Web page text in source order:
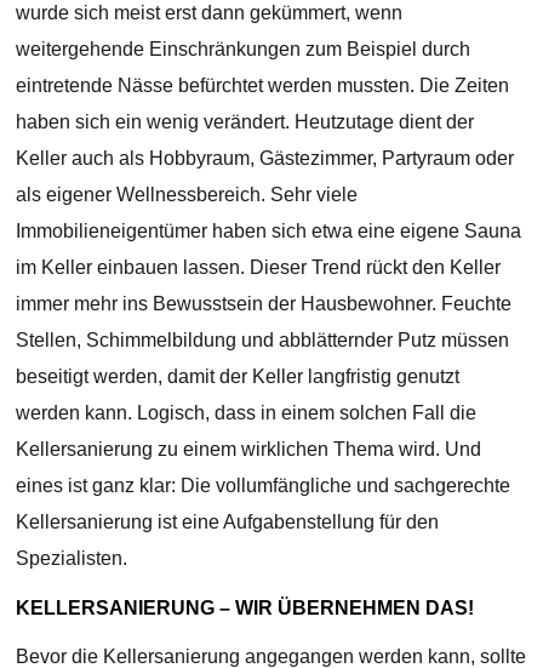
wurde sich meist erst dann gekümmert, wenn
weitergehende Einschränkungen zum Beispiel durch
eintretende Nässe befürchtet werden mussten. Die Zeiten
haben sich ein wenig verändert. Heutzutage dient der
Keller auch als Hobbyraum, Gästezimmer, Partyraum oder
als eigener Wellnessbereich. Sehr viele
Immobilieneigentümer haben sich etwa eine eigene Sauna
im Keller einbauen lassen. Dieser Trend rückt den Keller
immer mehr ins Bewusstsein der Hausbewohner. Feuchte
Stellen, Schimmelbildung und abblätternder Putz müssen
beseitigt werden, damit der Keller langfristig genutzt
werden kann. Logisch, dass in einem solchen Fall die
Kellersanierung zu einem wirklichen Thema wird. Und
eines ist ganz klar: Die vollumfängliche und sachgerechte
Kellersanierung ist eine Aufgabenstellung für den
Spezialisten.
KELLERSANIERUNG – WIR ÜBERNEHMEN DAS!
Bevor die Kellersanierung angegangen werden kann, sollte